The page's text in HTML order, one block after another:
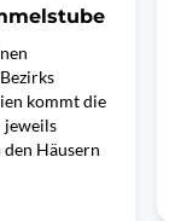
kommt die
jeweils
Häusern